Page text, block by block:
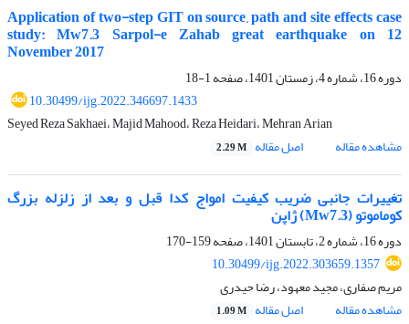
Application of two-step GIT on source, path and site effects case
study: Mw7.3 Sarpol-e Zahab great earthquake on 12
November 2017
دوره 16، شماره 4، زمستان 1401، صفحه
1-18
10.30499/ijg.2022.346697.1433
Seyed Reza Sakhaei، Majid Mahood، Reza Heidari، Mehran Arian
مشاهده مقاله
اصل مقاله 2.29 M
تغییرات جانبی ضریب کیفیت امواج کدا قبل و بعد از زلزله بزرگ
کوماموتو (Mw7.3) ژاپن
دوره 16، شماره 2، تابستان 1401، صفحه
159-170
10.30499/ijg.2022.303659.1357
مریم صفاری، مجید معهود، رضا حیدری
مشاهده مقاله
اصل مقاله 1.09 M